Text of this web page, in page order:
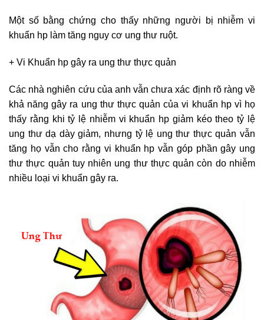
Một số bằng chứng cho thấy những người bị nhiễm vi
khuẩn hp làm tăng nguy cơ ung thư ruột.
+ Vi Khuẩn hp gây ra ung thư thực quản
Các nhà nghiên cứu của anh vẫn chưa xác định rõ ràng về
khả năng gây ra ung thư thực quản của vi khuẩn hp vì họ
thấy rằng khi tỷ lệ nhiễm vi khuẩn hp giảm kéo theo tỷ lệ
ung thư dạ dày giảm, nhưng tỷ lệ ung thư thực quản vẫn
tăng họ vẫn cho rằng vi khuẩn hp vẫn góp phần gây ung
thư thực quản tuy nhiên ung thư thực quản còn do nhiễm
nhiều loại vi khuẩn gây ra.